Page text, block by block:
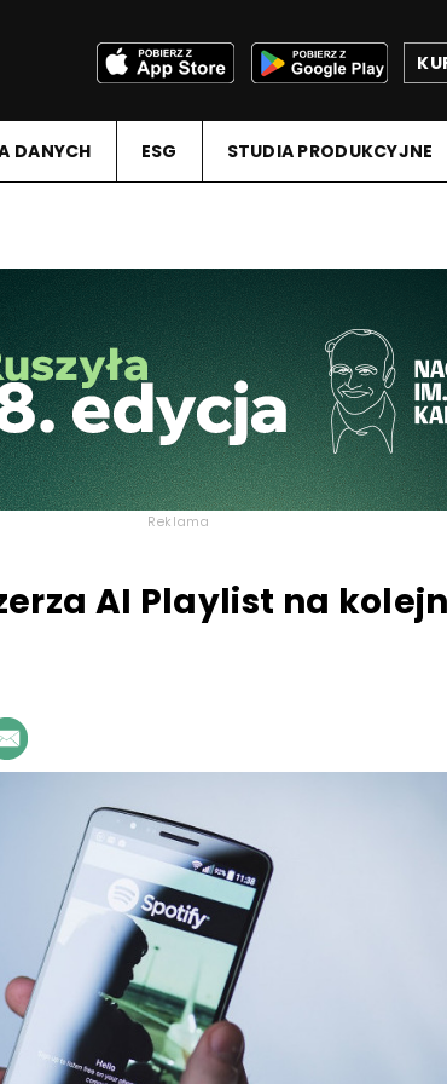
DANYCH ESG STUDIA PRODUKCYJNE
Reklama
AI Playlist na